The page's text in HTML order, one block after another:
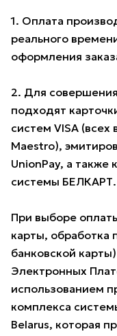
1. Оплата
реального
оформления
2. Для
подходят
систем VISA
Maestro),
UnionPay, а также
системы БЕЛКАРТ.
При выборе
карты, обработка
банковской
Электронных
использованием
комплекса
Belarus, которая